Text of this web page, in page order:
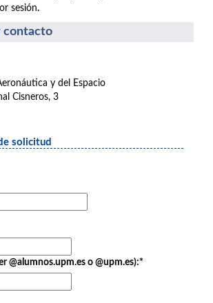
sesión.
contacto
y del Espacio
Cisneros, 3
solicitud
@alumnos.upm.es o @upm.es):*